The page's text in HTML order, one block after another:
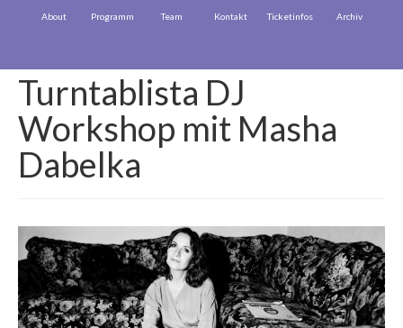
About Programm Team Kontakt Ticketinfos Archiv
Turntablista DJ
Workshop mit Masha
Dabelka